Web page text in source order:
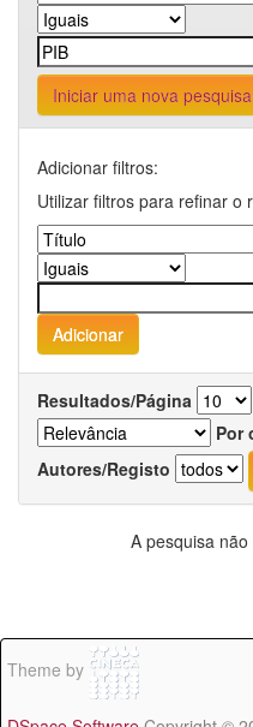
Iniciar uma nova pesquisa
Adicionar filtros:
Utilizar filtros para refinar o
Resultados/Página
Por
Autores/Registo
A pesquisa
Theme by